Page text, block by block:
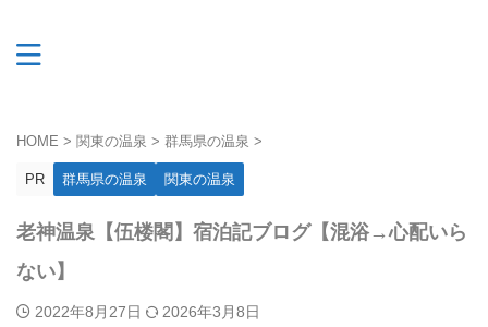
HOME > 関東の温泉 > 群馬県の温泉 >
PR 群馬県の温泉 関東の温泉
老神温泉【伍楼閣】宿泊記ブログ【混浴→心配いら
ない】
2022年8月27日 2026年3月8日